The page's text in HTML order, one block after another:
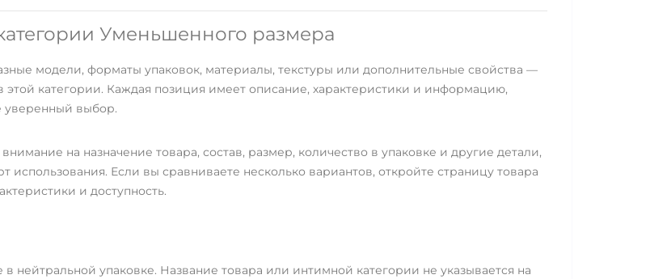
Уменьшенного размера
модели, форматы упаковок, материалы, текстуры или дополнительные свойства —
этой категории. Каждая позиция имеет описание, характеристики и информацию,
уверенный выбор.
на назначение товара, состав, размер, количество в упаковке и другие детали,
использования. Если вы сравниваете несколько вариантов, откройте страницу товара
и доступность.
нейтральной упаковке. Название товара или интимной категории не указывается на